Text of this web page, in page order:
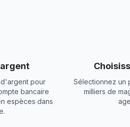
pour
bancaire
espèces dans
Sélectionnez un
milliers de